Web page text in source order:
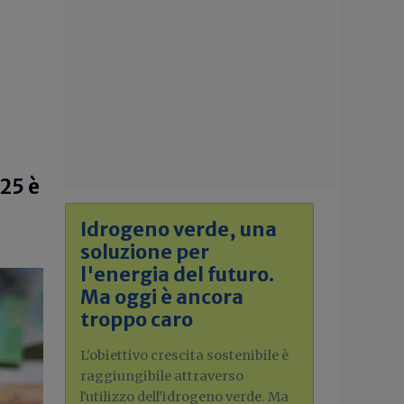
è
Idrogeno verde, una
soluzione per
l'energia del futuro.
Ma oggi è ancora
troppo caro
L'obiettivo crescita sostenibile è
raggiungibile attraverso
l'utilizzo dell'idrogeno verde. Ma